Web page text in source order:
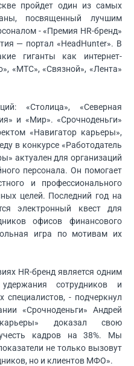
пройдет один из самых
посвященный лучшим
- «Премия HR-бренд»
— портал «HeadHunter». В
гиганты как интернет-
«МТС», «Связной», «Лента»
«Столица», «Северная
и «Мир». «Срочноденьги»
«Навигатор карьеры»,
в конкурсе «Работодатель
актуален для организаций
персонала. Он помогает
и профессионального
целей. Последний год на
электронный квест для
офисов финансового
игра по мотивам их
HR-бренд является одним
сотрудников и
специалистов, - подчеркнул
«Срочноденьги» Андрей
доказал свою
кадров на 38%. Мы
не только вызовут
но и клиентов МФО».